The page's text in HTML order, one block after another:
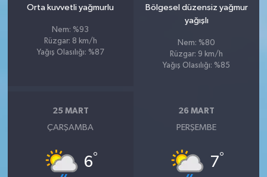
Orta kuvvetli yağmurlu
Nem: %93
Rüzgar: 8 km/h
Yağış Olasılığı: %87
Bölgesel düzensiz yağmur
yağışlı
Nem: %80
Rüzgar: 9 km/h
Yağış Olasılığı: %85
25 MART
ÇARŞAMBA
6°
26 MART
PERŞEMBE
7°